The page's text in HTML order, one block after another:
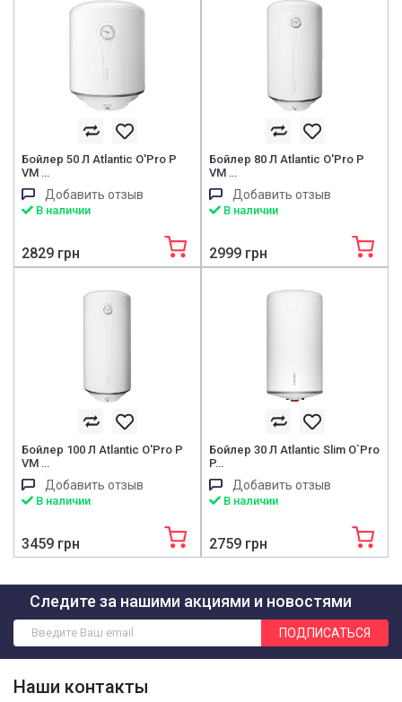
Бойлер 50 Л Atlantic O'Pro P
VM …
Добавить отзыв
В наличии
2829 грн
Бойлер 80 Л Atlantic O'Pro P
VM …
Добавить отзыв
В наличии
2999 грн
Бойлер 100 Л Atlantic O'Pro P
VM …
Добавить отзыв
В наличии
3459 грн
Бойлер 30 Л Atlantic Slim O`Pro
P…
Добавить отзыв
В наличии
2759 грн
Следите за нашими акциями и новостями
ПОДПИСАТЬСЯ
Наши контакты